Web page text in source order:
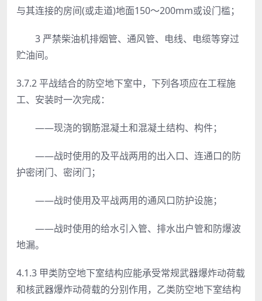
与其连接的房间(或走道)地面150～200mm或设门槛；
3 严禁柴油机排烟管、通风管、电线、电缆等穿过
贮油间。
3.7.2 平战结合的防空地下室中，下列各项应在工程施
工、安装时一次完成：
——现浇的钢筋混凝土和混凝土结构、构件；
——战时使用的及平战两用的出入口、连通口的防
护密闭门、密闭门；
——战时使用及平战两用的通风口防护设施；
——战时使用的给水引入管、排水出户管和防爆波
地漏。
4.1.3 甲类防空地下室结构应能承受常规武器爆炸动荷载
和核武器爆炸动荷载的分别作用，乙类防空地下室结构